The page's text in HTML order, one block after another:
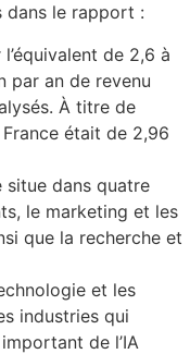
dans le rapport :
de 2,6 à
par an de revenu
À titre de
était de 2,96
situe dans quatre
le marketing et les
que la recherche et
et les
industries qui
de l’IA